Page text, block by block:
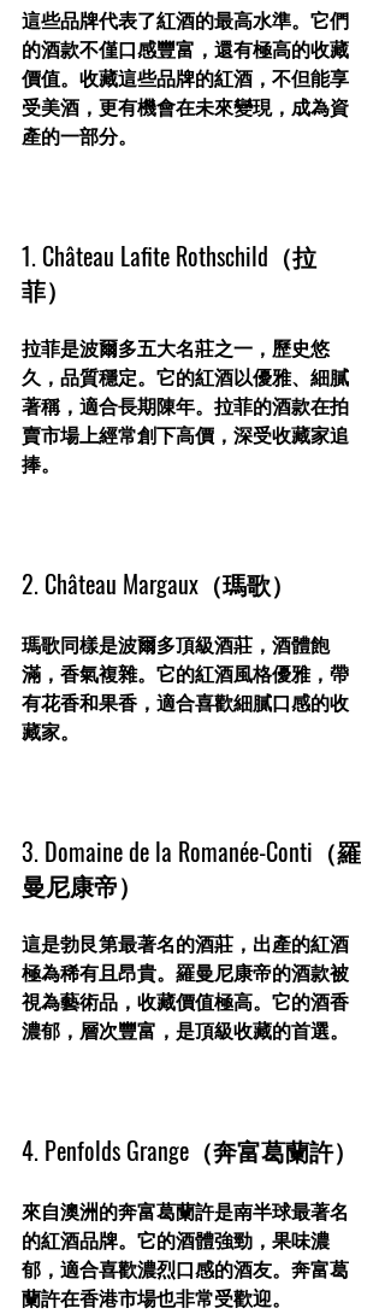
這些品牌代表了紅酒的最高水準。它們
的酒款不僅口感豐富，還有極高的收藏
價值。收藏這些品牌的紅酒，不但能享
受美酒，更有機會在未來變現，成為資
產的一部分。
1. Château Lafite Rothschild（拉
菲）
拉菲是波爾多五大名莊之一，歷史悠
久，品質穩定。它的紅酒以優雅、細膩
著稱，適合長期陳年。拉菲的酒款在拍
賣市場上經常創下高價，深受收藏家追
捧。
2. Château Margaux（瑪歌）
瑪歌同樣是波爾多頂級酒莊，酒體飽
滿，香氣複雜。它的紅酒風格優雅，帶
有花香和果香，適合喜歡細膩口感的收
藏家。
3. Domaine de la Romanée-Conti（羅
曼尼康帝）
這是勃艮第最著名的酒莊，出產的紅酒
極為稀有且昂貴。羅曼尼康帝的酒款被
視為藝術品，收藏價值極高。它的酒香
濃郁，層次豐富，是頂級收藏的首選。
4. Penfolds Grange（奔富葛蘭許）
來自澳洲的奔富葛蘭許是南半球最著名
的紅酒品牌。它的酒體強勁，果味濃
郁，適合喜歡濃烈口感的酒友。奔富葛
蘭許在香港市場也非常受歡迎。